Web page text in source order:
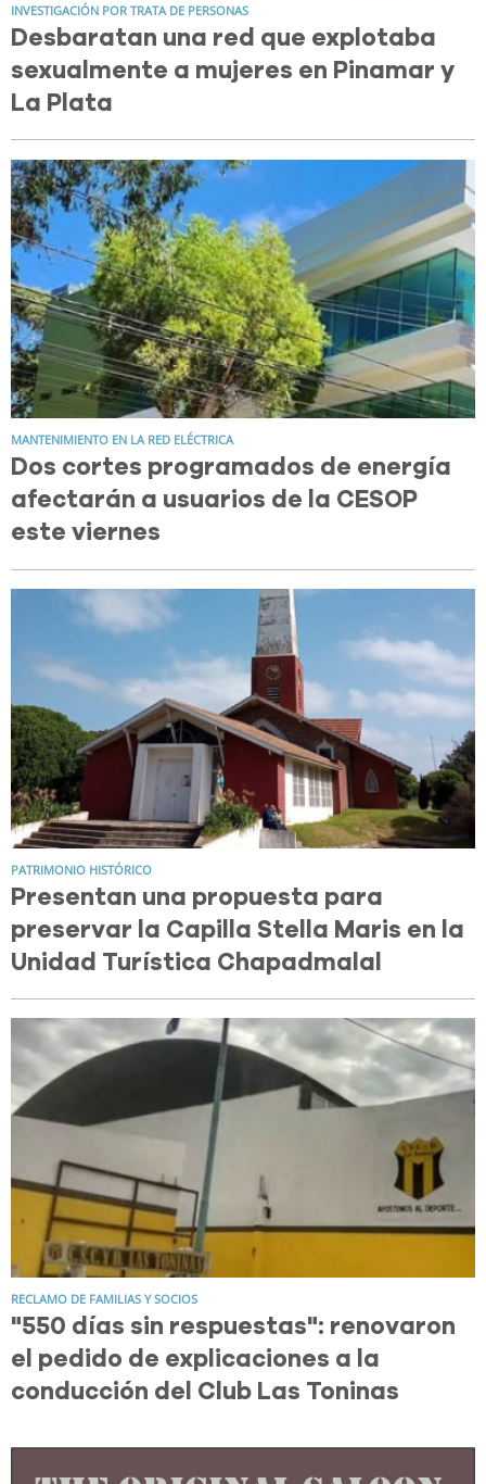
INVESTIGACIÓN POR TRATA DE PERSONAS
Desbaratan una red que explotaba
sexualmente a mujeres en Pinamar y
La Plata
MANTENIMIENTO EN LA RED ELÉCTRICA
Dos cortes programados de energía
afectarán a usuarios de la CESOP
este viernes
PATRIMONIO HISTÓRICO
Presentan una propuesta para
preservar la Capilla Stella Maris en la
Unidad Turística Chapadmalal
RECLAMO DE FAMILIAS Y SOCIOS
"550 días sin respuestas": renovaron
el pedido de explicaciones a la
conducción del Club Las Toninas